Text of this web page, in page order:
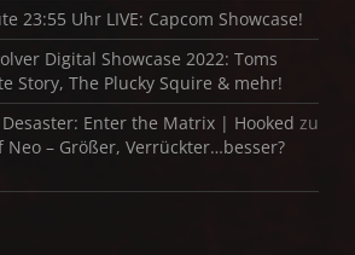
23:55 Uhr LIVE: Capcom Showcase!
Digital Showcase 2022: Toms
Story, The Plucky Squire & mehr!
Enter the Matrix | Hooked zu
Neo – Größer, Verrückter…besser?